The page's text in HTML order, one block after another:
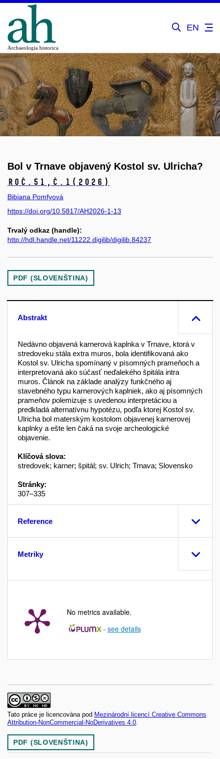
EN
Bol v Trnave objavený Kostol sv. Ulricha?
Roč.51, č.1 (2026)
Bibiana Pomfyová
https://doi.org/10.5817/AH2026-1-13
Trvalý odkaz (handle):
http://hdl.handle.net/11222.digilib/digilib.84237
PDF (SLOVENŠTINA)
Abstrakt
Nedávno objavená karnerová kaplnka v Trnave, ktorá v
stredoveku stála extra muros, bola identifikovaná ako
Kostol sv. Ulricha spomínaný v písomných prameňoch a
interpretovaná ako súčasť neďalekého špitála intra
muros. Článok na základe analýzy funkčného aj
stavebného typu karnerových kaplniek, ako aj písomných
prameňov polemizuje s uvedenou interpretáciou a
predkladá alternatívnu hypotézu, podľa ktorej Kostol sv.
Ulricha bol materským kostolom objavenej karnerovej
kaplnky a ešte len čaká na svoje archeologické
objavenie.
Klíčová slova:
stredovek; karner; špitál; sv. Ulrich; Trnava; Slovensko
Stránky:
307–335
Reference
Metriky
No metrics available.
- see details
Tato práce je licencována pod Mezinárodní licencí Creative Commons
Attribution-NonCommercial-NoDerivatives 4.0.
PDF (SLOVENŠTINA)